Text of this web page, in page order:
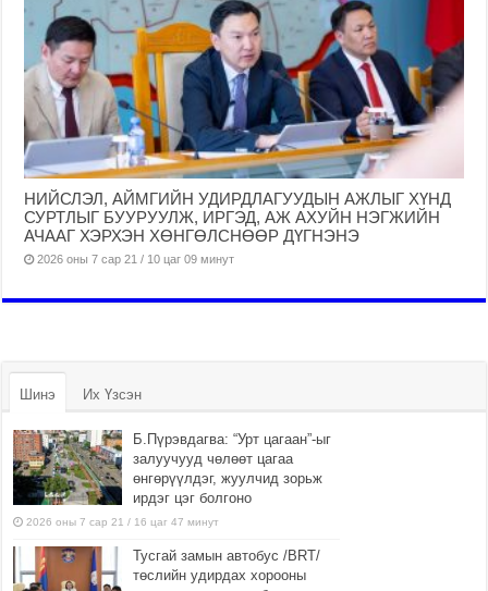
НИЙСЛЭЛ, АЙМГИЙН УДИРДЛАГУУДЫН АЖЛЫГ ХҮНД
СУРТЛЫГ БУУРУУЛЖ, ИРГЭД, АЖ АХУЙН НЭГЖИЙН
АЧААГ ХЭРХЭН ХӨНГӨЛСНӨӨР ДҮГНЭНЭ
2026 оны 7 сар 21 / 10 цаг 09 минут
Шинэ Их Үзсэн
Б.Пүрэвдагва: “Урт цагаан”-ыг
залуучууд чөлөөт цагаа
өнгөрүүлдэг, жуулчид зорьж
ирдэг цэг болгоно
2026 оны 7 сар 21 / 16 цаг 47 минут
Тусгай замын автобус /BRT/
төслийн удирдах хорооны